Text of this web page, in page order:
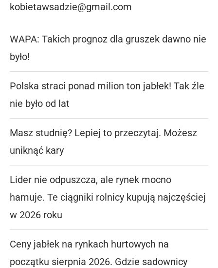
kobietawsadzie@gmail.com
WAPA: Takich prognoz dla gruszek dawno nie
było!
Polska straci ponad milion ton jabłek! Tak źle
nie było od lat
Masz studnię? Lepiej to przeczytaj. Możesz
uniknąć kary
Lider nie odpuszcza, ale rynek mocno
hamuje. Te ciągniki rolnicy kupują najczęściej
w 2026 roku
Ceny jabłek na rynkach hurtowych na
początku sierpnia 2026. Gdzie sadownicy